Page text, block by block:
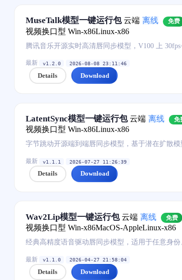
MuseTalk模型一键运行包 云端 离线 免费
视频换口型 Win-x86Linux-x86
腾讯音乐开源实时高清唇同步模型，V100 上
最新 v1.2.0 2026-08-08 23:11:46
Details Download
LatentSync模型一键运行包 云端 离线 免
视频换口型 Win-x86Linux-x86
字节跳动开源端到端唇同步模型，基于潜在扩散
最新 v1.1.1 2026-07-27 11:26:39
Details Download
Wav2Lip模型一键运行包 云端 离线 免费
视频换口型 Win-x86MacOS-AppleLinux-x86
经典高精度语音驱动唇同步模型，适用于任意身
最新 v1.1.0 2026-04-27 21:58:04
Details Download